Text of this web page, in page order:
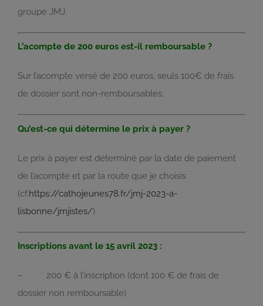
groupe JMJ.
L’acompte de 200 euros est-il remboursable ?
Sur l’acompte versé de 200 euros, seuls 100€ de frais
de dossier sont non-remboursables.
Qu’est-ce qui détermine le prix à payer ?
Le prix à payer est déterminé par la date de paiement
de l’acompte et par la route que je choisis
(cf.https://cathojeunes78.fr/jmj-2023-a-
lisbonne/jmjistes/)
Inscriptions avant le 15 avril 2023 :
– 200 € à l’inscription (dont 100 € de frais de
dossier non remboursable)